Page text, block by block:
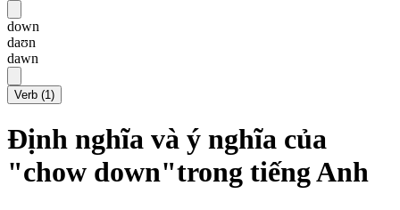
down
daʊn
dawn
Verb (1)
Định nghĩa và ý nghĩa của
"chow down"trong tiếng Anh